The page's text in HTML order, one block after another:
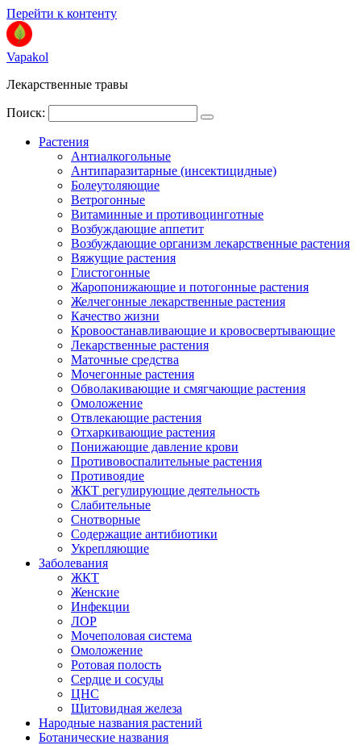
Перейти к контенту
Vapakol
Лекарственные травы
Поиск:
Растения
Антиалкогольные
Антипаразитарные (инсектицидные)
Болеутоляющие
Ветрогонные
Витаминные и противоцинготные
Возбуждающие аппетит
Возбуждающие организм лекарственные растения
Вяжущие растения
Глистогонные
Жаропонижающие и потогонные растения
Желчегонные лекарственные растения
Качество жизни
Кровоостанавливающие и кровосвертывающие
Лекарственные растения
Маточные средства
Мочегонные растения
Обволакивающие и смягчающие растения
Омоложение
Отвлекающие растения
Отхаркивающие растения
Понижающие давление крови
Противовоспалительные растения
Противоядие
ЖКТ регулирующие деятельность
Слабительные
Снотворные
Содержащие антибиотики
Укрепляющие
Заболевания
ЖКТ
Женские
Инфекции
ЛОР
Мочеполовая система
Омоложение
Ротовая полость
Сердце и сосуды
ЦНС
Щитовидная железа
Народные названия растений
Ботанические названия